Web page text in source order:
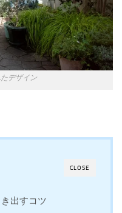
デザイン
CLOSE
出すコツ